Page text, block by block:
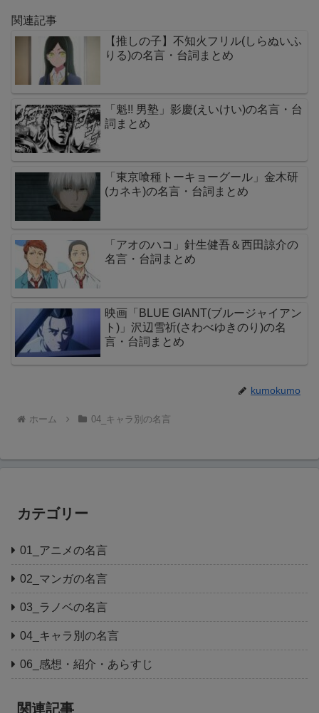
関連記事
【推しの子】不知火フリル(しらぬいふ
りる)の名言・台詞まとめ
「魁!! 男塾」影慶(えいけい)の名言・台
詞まとめ
「東京喰種トーキョーグール」金木研
(カネキ)の名言・台詞まとめ
「アオのハコ」針生健吾＆西田諒介の
名言・台詞まとめ
映画「BLUE GIANT(ブルージャイアン
ト)」沢辺雪祈(さわべゆきのり)の名
言・台詞まとめ
kumokumo
ホーム 04_キャラ別の名言
カテゴリー
01_アニメの名言
02_マンガの名言
03_ラノベの名言
04_キャラ別の名言
06_感想・紹介・あらすじ
関連記事